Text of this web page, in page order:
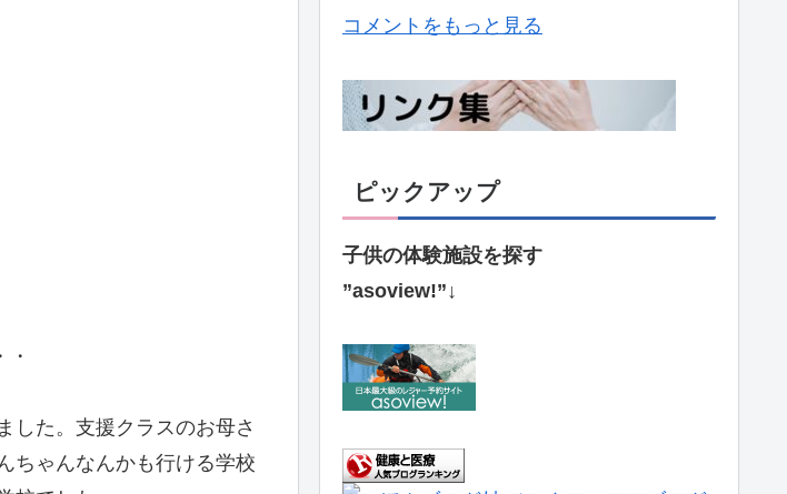
した。支援クラスのお母さ
ちゃんなんかも行ける学校
コメントをもっと見る
ピックアップ
子供の体験施設を探す
”asoview!”↓